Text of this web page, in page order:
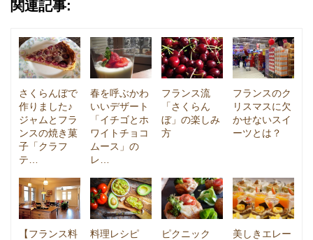
関連記事:
さくらんぼで
作りました♪
ジャムとフラ
ンスの焼き菓
子「クラフ
テ…
春を呼ぶかわ
いいデザート
「イチゴとホ
ワイトチョコ
ムース」の
レ…
フランス流
「さくらん
ぼ」の楽しみ
方
フランスのク
リスマスに欠
かせないスイ
ーツとは？
【フランス料
料理レシピ
ピクニック
美しきエレー